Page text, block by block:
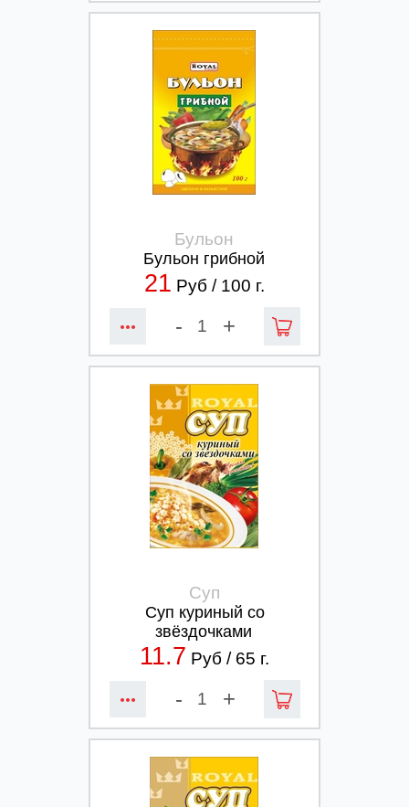
Бульон
Бульон грибной
21 Руб / 100 г.
- +
Суп
Суп куриный со
звёздочками
11.7 Руб / 65 г.
- +